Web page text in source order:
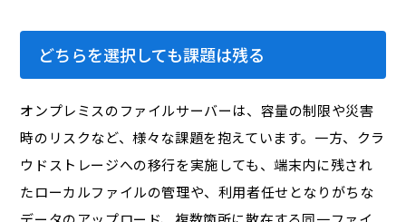
どちらを選択しても課題は残る
オンプレミスのファイルサーバーは、容量の制限や災害
時のリスクなど、様々な課題を抱えています。一方、クラ
ウドストレージへの移行を実施しても、端末内に残され
たローカルファイルの管理や、利用者任せとなりがちな